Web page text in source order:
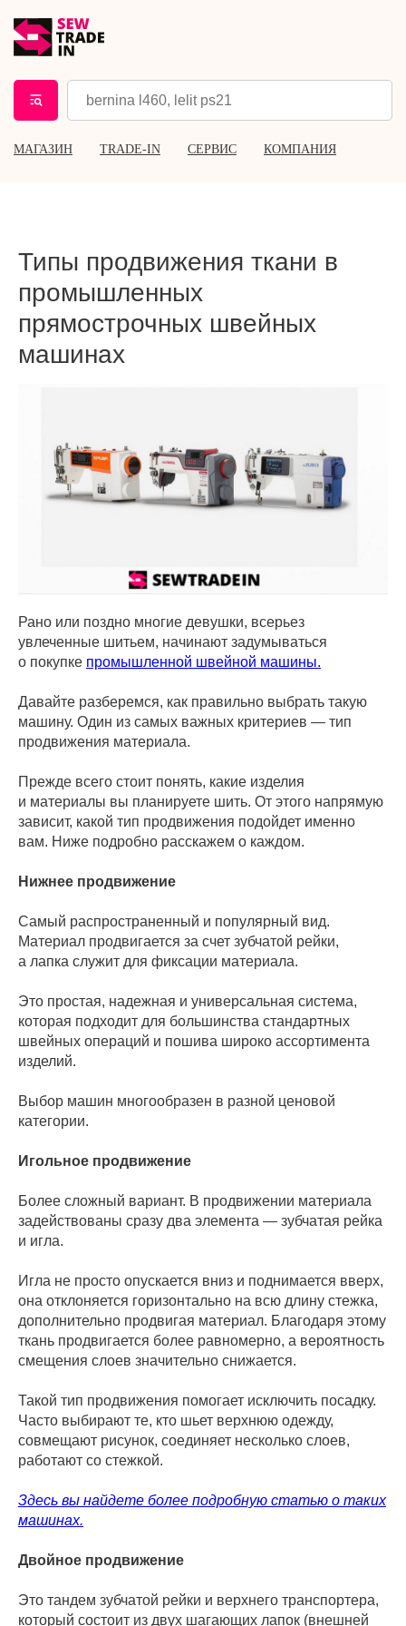
МАГАЗИН TRADE-IN СЕРВИС КОМПАНИЯ
Типы продвижения ткани в
промышленных
прямострочных швейных
машинах
Рано или поздно многие девушки, всерьез
увлеченные шитьем, начинают задумываться
о покупке промышленной швейной машины.
Давайте разберемся, как правильно выбрать такую
машину. Один из самых важных критериев — тип
продвижения материала.
Прежде всего стоит понять, какие изделия
и материалы вы планируете шить. От этого напрямую
зависит, какой тип продвижения подойдет именно
вам. Ниже подробно расскажем о каждом.
Нижнее продвижение
Самый распространенный и популярный вид.
Материал продвигается за счет зубчатой рейки,
а лапка служит для фиксации материала.
Это простая, надежная и универсальная система,
которая подходит для большинства стандартных
швейных операций и пошива широко ассортимента
изделий.
Выбор машин многообразен в разной ценовой
категории.
Игольное продвижение
Более сложный вариант. В продвижении материала
задействованы сразу два элемента — зубчатая рейка
и игла.
Игла не просто опускается вниз и поднимается вверх,
она отклоняется горизонтально на всю длину стежка,
дополнительно продвигая материал. Благодаря этому
ткань продвигается более равномерно, а вероятность
смещения слоев значительно снижается.
Такой тип продвижения помогает исключить посадку.
Часто выбирают те, кто шьет верхнюю одежду,
совмещают рисунок, соединяет несколько слоев,
работают со стежкой.
Здесь вы найдете более подробную статью о таких
машинах.
Двойное продвижение
Это тандем зубчатой рейки и верхнего транспортера,
который состоит из двух шагающих лапок (внешней